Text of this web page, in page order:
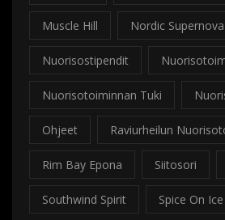
Muscle Hill Nordic Supernova
Nuorisostipendit
Nuorisotoiminnan Tuki
Ohjeet Raviurheilun
Rim Bay Epona Siitosori
Southwind Spirit Spice On Ice